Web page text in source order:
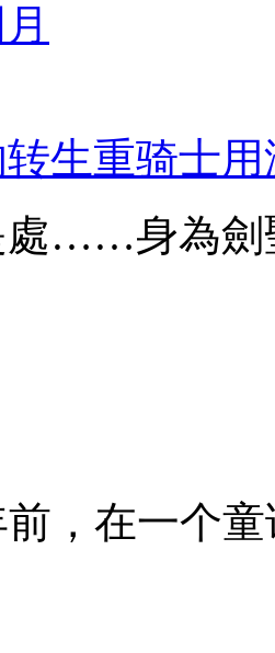
月
生重骑士
處……身為劍
，在一个